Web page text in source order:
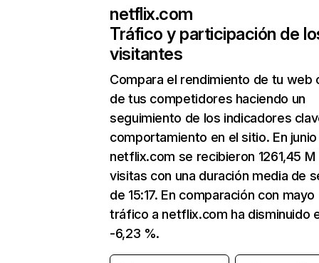
netflix.com
Tráfico y participación de
visitantes
Compara el rendimiento de tu web
de tus competidores haciendo un
seguimiento de los indicadores
comportamiento en el sitio. En junio
netflix.com se recibieron 1261,45 M
visitas con una duración media de
de 15:17. En comparación con mayo
tráfico a netflix.com ha disminuido
-6,23 %.